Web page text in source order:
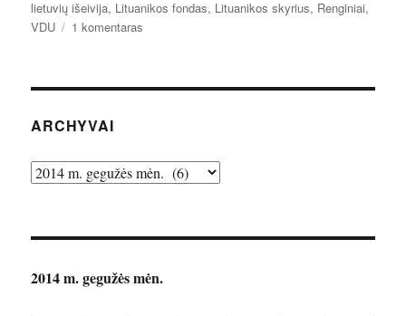
lietuvių išeivija, Lituanikos fondas, Lituanikos skyrius, Renginiai,
VDU
1 komentaras
diasporos
ARCHYVAI
Archyvai
2014 m. gegužės mėn.